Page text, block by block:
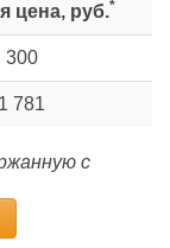
цена, руб.*
300
1 781
с